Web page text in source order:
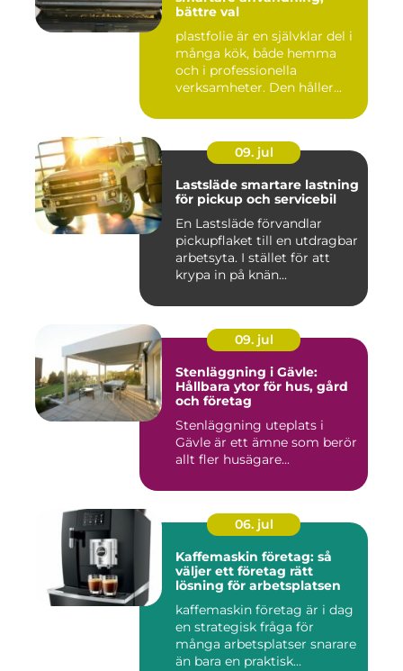
bättre val
plastfolie är en självklar del i
många kök, både hemma
och i professionella
verksamheter. Den håller...
09. jul
Lastsläde smartare lastning
för pickup och servicebil
En Lastsläde förvandlar
pickupflaket till en utdragbar
arbetsyta. I stället för att
krypa in på knän...
09. jul
Stenläggning i Gävle:
Hållbara ytor för hus, gård
och företag
Stenläggning uteplats i
Gävle är ett ämne som berör
allt fler husägare...
06. jul
Kaffemaskin företag: så
väljer ett företag rätt
lösning för arbetsplatsen
kaffemaskin företag är i dag
en strategisk fråga för
många arbetsplatser snarare
än bara en praktisk...